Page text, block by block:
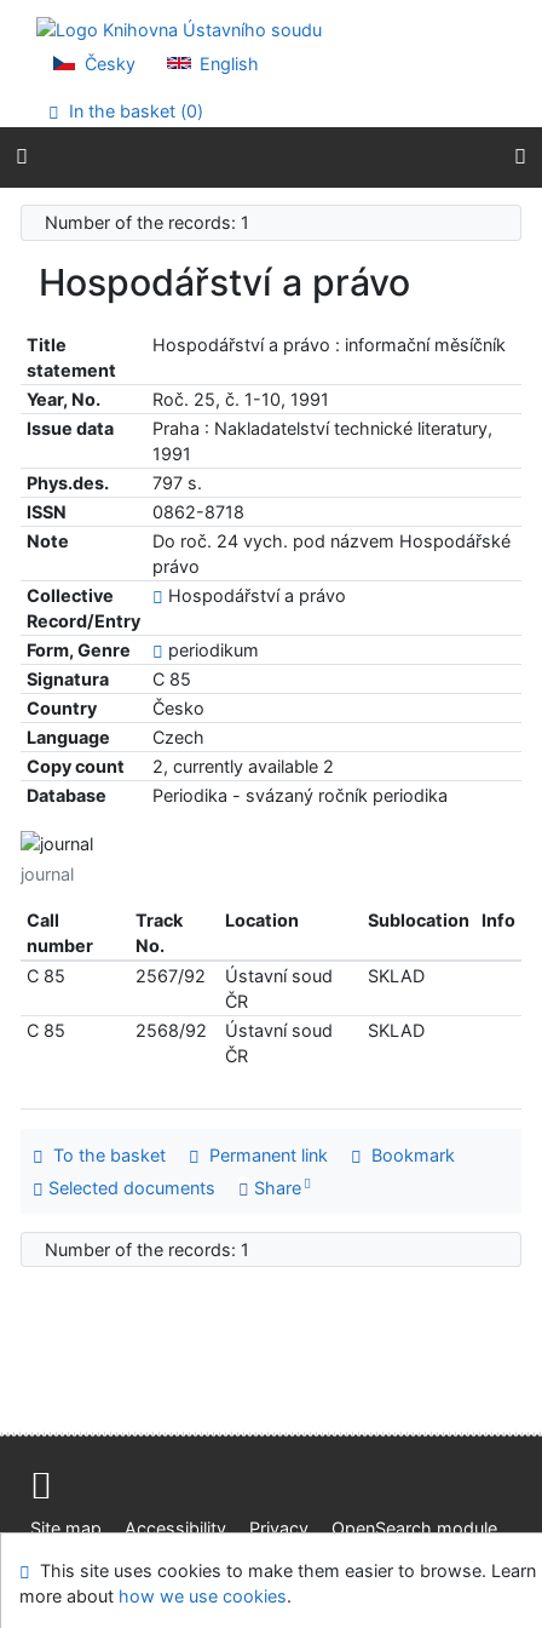
Go to menu
Accessibility declaration
Česky English
In the basket (0)
Number of the records: 1
Hospodářství a právo
Title
statement
Hospodářství a právo : informační měsíčník
Year, No.
Roč. 25, č. 1-10, 1991
Issue data
Praha : Nakladatelství technické literatury,
1991
Phys.des.
797 s.
ISSN
0862-8718
Note
Do roč. 24 vych. pod názvem Hospodářské
právo
Collective
Record/Entry
Hospodářství a právo
Form, Genre
periodikum
Signatura
C 85
Country
Česko
Language
Czech
Copy count
2, currently available 2
Database
Periodika - svázaný ročník periodika
journal
Call
number
Track
No.
Location Sublocation Info
C 85 2567/92
Ústavní soud
ČR
SKLAD
C 85 2568/92
Ústavní soud
ČR
SKLAD
To the basket Permanent link
Bookmark
Selected documents
Share
Number of the records: 1
Site map Accessibility Privacy
OpenSearch module
Feedback form
Cookie settings
This site uses cookies to make them easier to browse. Learn
more about how we use cookies.